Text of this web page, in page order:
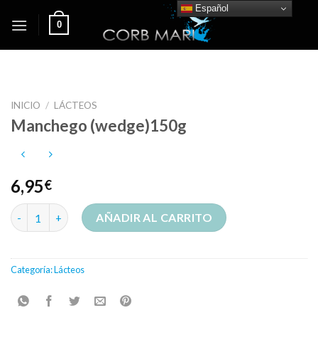
0
INICIO / LÁCTEOS
Manchego (wedge)150g
6,95€
Manchego (wedge)150g cantidad
AÑADIR AL CARRITO
Categoría:Lácteos
Español